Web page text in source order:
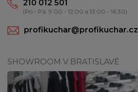
210 012 501
(Po - Pá: 9:00 - 12:00 a 13:00 - 16:30)
profikuchar@profikuchar.cz
SHOWROOM V BRATISLAVĚ